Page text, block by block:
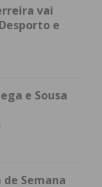
vai
e
e Sousa
de Semana